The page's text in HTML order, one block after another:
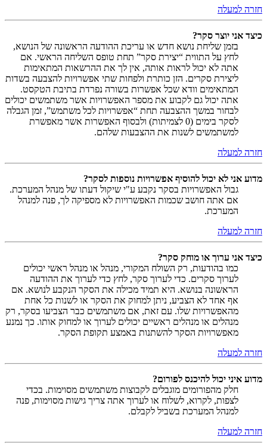
חזרה למעלה
כיצד אני יוצר סקר?
בזמן שליחת נושא חדש או עריכת ההודעה הראשונה של הנושא,
לחץ על התווית “יצירת סקר” תחת טופס השליחה הראשי. אם
אתה לא יכול לראות אותה, אין לך את ההרשאות המתאימות
ליצירת סקרים. הזן כותרת ולפחות שתי אפשרויות להצבעה בשדות
המתאימים וודא שכל אפשרות בשורה נפרדת בתיבת הטקסט.
אתה יכול גם לקבוע את מספר האפשרויות אשר משתמשים יכולים
לבחור במשך ההצבעה תחת “אפשרויות לכל משתמש”, זמן הגבלה
לסקר בימים (0 לצמיתות) ולבסוף האפשרות אשר מאפשרת
למשתמשים לשנות את ההצבעות שלהם.
חזרה למעלה
מדוע אני לא יכול להוסיף אפשרויות נוספות לסקר?
גבול האפשרויות בסקר נקבע ע"י שיקול דעתו של מנהל המערכת.
אם אתה חושב שכמות האפשרויות לא מספיקה לך, פנה למנהל
המערכת.
חזרה למעלה
כיצד אני ערוך או מוחק סקר?
כמו בהודעות, רק השולח המקורי, מנהל או מנהל ראשי יכולים
לערוך סקרים. כדי לערוך סקר, לחץ כדי לערוך את ההודעה
הראשונה בנושא. היא תמיד מכילה את הסקר הנקבע לנושא. אם
אף אחד לא הצביע, ניתן למחוק את הסקר או לשנות כל אחת
מהאפשרויות שלו. עם זאת, אם משתמשים כבר הצביעו בסקר, רק
מנהלים או מנהלים ראשיים יכולים לערוך או למחוק אותו. כך נמנע
מאפשרויות הסקר להשתנות באמצע תקופת הסקר.
חזרה למעלה
מדוע איני יכול להיכנס לפורום?
חלק מהפורומים מוגבלים לקבוצות משתמשים מסוימות. בכדי
לצפות, לקרוא, לשלוח או לערוך אתה צריך גישות מסוימות, פנה
למנהל המערכת בשביל לקבלם.
חזרה למעלה